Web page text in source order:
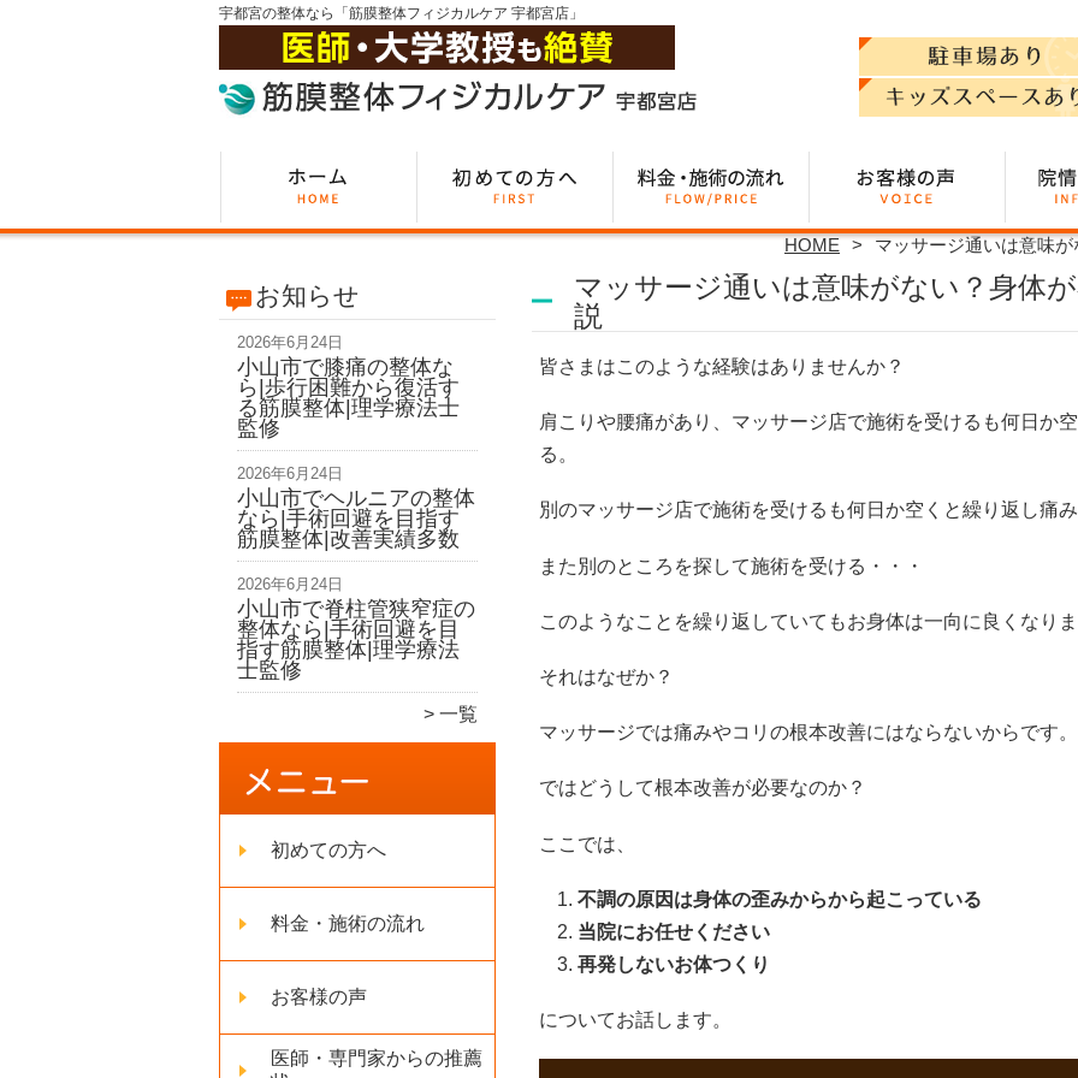
宇都宮の整体なら「筋膜整体フィジカルケア 宇都宮店」
HOME マッサージ通いは意味
お知らせ
2026年6月24日
小山市で膝痛の整体な
ら|歩行困難から復活す
る筋膜整体|理学療法士
監修
2026年6月24日
小山市でヘルニアの整体
なら|手術回避を目指す
筋膜整体|改善実績多数
2026年6月24日
小山市で脊柱管狭窄症の
整体なら|手術回避を目
指す筋膜整体|理学療法
士監修
一覧
初めての方へ
料金・施術の流れ
お客様の声
医師・専門家からの推薦
マッサージ通いは意味がない？身体
説
皆さまはこのような経験はありませんか？
肩こりや腰痛があり、マッサージ店で施術を受けるも何日か
る。
別のマッサージ店で施術を受けるも何日か空くと繰り返し痛
また別のところを探して施術を受ける・・・
このようなことを繰り返していてもお身体は一向に良くなり
それはなぜか？
マッサージでは痛みやコリの根本改善にはならないからです。
ではどうして根本改善が必要なのか？
ここでは、
不調の原因は身体の歪みからから起こっている
当院にお任せください
再発しないお体つくり
についてお話します。